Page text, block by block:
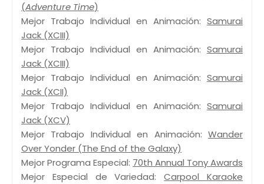
(Adventure Time)
Mejor Trabajo Individual en Animación: Samurai
Jack (XCIII)
Mejor Trabajo Individual en Animación: Samurai
Jack (XCIII)
Mejor Trabajo Individual en Animación: Samurai
Jack (XCII)
Mejor Trabajo Individual en Animación: Samurai
Jack (XCV)
Mejor Trabajo Individual en Animación: Wander
Over Yonder (The End of the Galaxy)
Mejor Programa Especial: 70th Annual Tony Awards
Mejor Especial de Variedad:Carpool Karaoke